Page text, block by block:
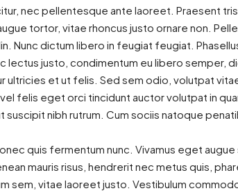
nec pellentesque ante laoreet. Praesent
tortor, vitae rhoncus justo ornare non.
Nunc dictum libero in feugiat feugiat.
lectus justo, condimentum eu libero semper,
et ut felis. Sed sem odio, volutpat
felis eget orci tincidunt auctor volutpat in
suscipit nibh rutrum. Cum sociis natoque
quis fermentum nunc. Vivamus eget augue
mauris risus, hendrerit nec metus quis,
sem, vitae laoreet justo. Vestibulum
lumière
1 095$
LE LOGEMENT QUI TE
PLEIN LES POCHES *1
1025, Rue de la Sainte-
Sherbrooke, Estrie, Québec,